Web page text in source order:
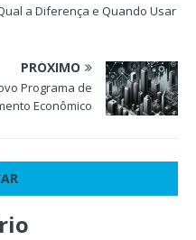
a Diferença e Quando Usar
PRÓXIMO
Programa de
Econômico